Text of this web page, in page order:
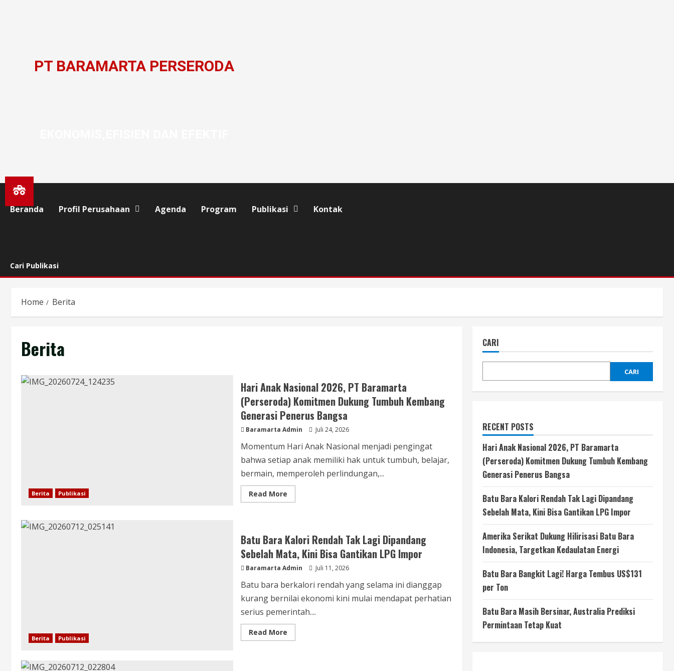
PT BARAMARTA PERSERODA
Beranda Profil Perusahaan Agenda Program Publikasi Kontak
Cari Publikasi
Home Berita
Berita
Berita Publikasi
Hari Anak Nasional 2026, PT Baramarta
(Perseroda) Komitmen Dukung Tumbuh Kembang
Generasi Penerus Bangsa
Baramarta Admin Juli 24, 2026
Momentum Hari Anak Nasional menjadi pengingat
bahwa setiap anak memiliki hak untuk tumbuh, belajar,
bermain, memperoleh perlindungan,...
Read MoreRead
more
2026,
PT
Baramarta
(Perseroda)
Komitmen
Dukung
Kembang
Penerus
Berita Publikasi
Batu Bara Kalori Rendah Tak Lagi Dipandang
Sebelah Mata, Kini Bisa Gantikan LPG Impor
Baramarta Admin Juli 11, 2026
Batu bara berkalori rendah yang selama ini dianggap
kurang bernilai ekonomi kini mulai mendapat perhatian
serius pemerintah....
Read MoreRead
more
CARI
CARI
RECENT POSTS
Hari Anak Nasional 2026, PT Baramarta
(Perseroda) Komitmen Dukung Tumbuh Kembang
Generasi Penerus Bangsa
Batu Bara Kalori Rendah Tak Lagi Dipandang
Sebelah Mata, Kini Bisa Gantikan LPG Impor
Amerika Serikat Dukung Hilirisasi Batu Bara
Indonesia, Targetkan Kedaulatan Energi
Batu Bara Bangkit Lagi! Harga Tembus US$131
per Ton
Batu Bara Masih Bersinar, Australia Prediksi
Permintaan Tetap Kuat